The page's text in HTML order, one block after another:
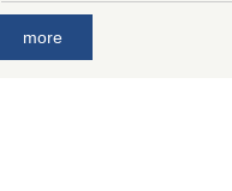
more